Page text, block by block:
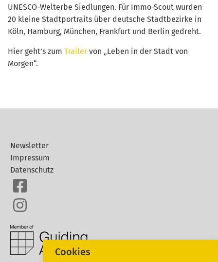
UNESCO-Welterbe Siedlungen. Für Immo-Scout wurden
20 kleine Stadtportraits über deutsche Stadtbezirke in
Köln, Hamburg, München, Frankfurt und Berlin gedreht.
Hier geht’s zum Trailer von „Leben in der Stadt von
Morgen“.
Newsletter
Impressum
Datenschutz
Cookies